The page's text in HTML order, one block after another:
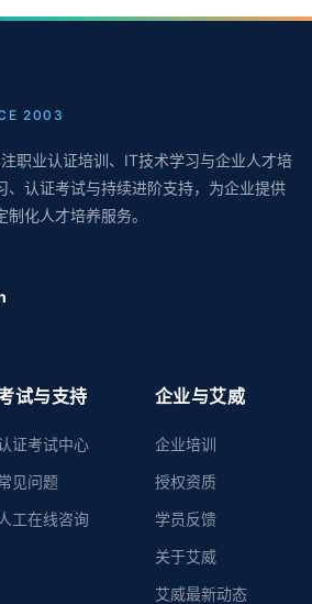
2003
职业认证培训、IT技术学习与企业人才培
、认证考试与持续进阶支持，为企业提供
化人才培养服务。
试与支持
证考试中心
见问题
人工在线咨询
企业与艾威
企业培训
授权资质
学员反馈
关于艾威
艾威最新动态